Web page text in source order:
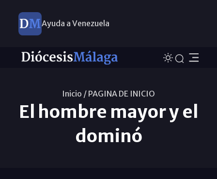
Ayuda a Venezuela
Inicio / PAGINA DE INICIO
El hombre mayor y el
dominó